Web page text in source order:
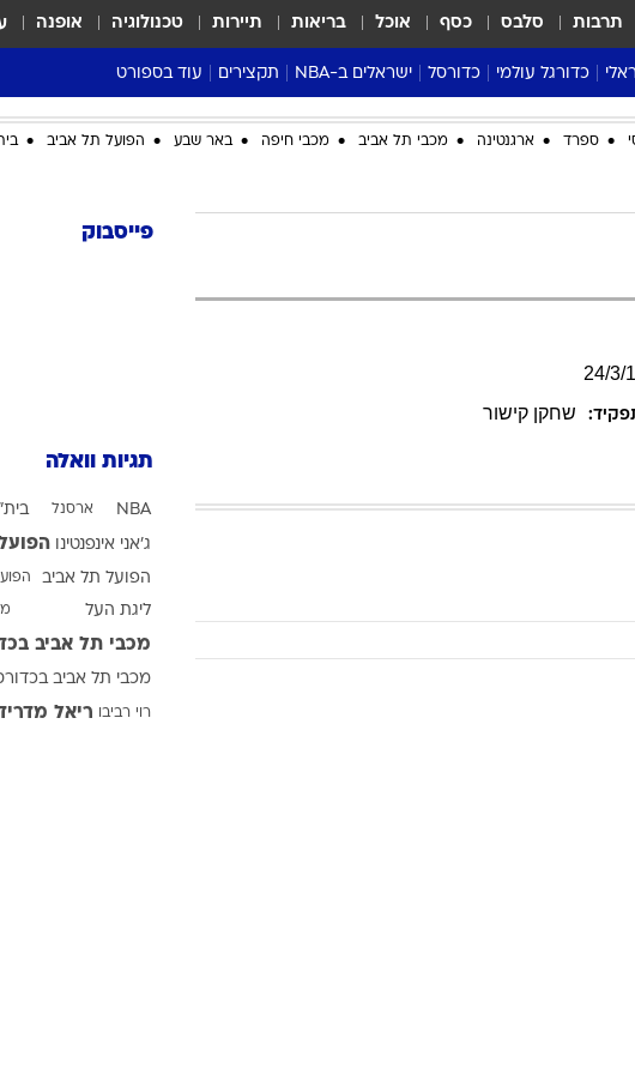
תרבות סלבס כסף אוכל בריאות תיירות טכנולוגיה אופנה
כדורגל עולמי
ליגה אנגלית
ליגת האלופות
דרום אמריקה
כדורסל
ליגת העל
כדורסל נשים
ישראלים ב-NBA
דני אבדיה
תקצירים עוד בספורט
מונדיאל 2026
NBA
פודקאסטים
אבא של שבת
פוקר
ענפים נוספים
לוח שידורים
החידה של ספורט1
ארכיון מדורים מחוץ
ספרד ארגנטינה מכבי תל אביב מכבי חיפה באר שבע הפועל תל אביב
24/3/
שחקן קישור
פייסבוק
תגיות וואלה
NBA ארסנל
ג'אני אינפנטינו
הפועל תל אביב
ליגת העל
מכבי תל אביב
מכבי תל אביב
רוי רביבו ריאל